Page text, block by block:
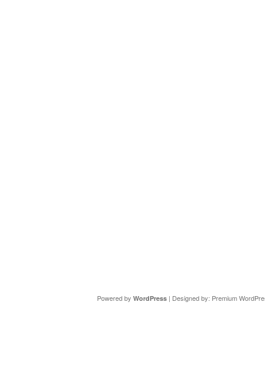
Powered by WordPress| Designed by: Premium